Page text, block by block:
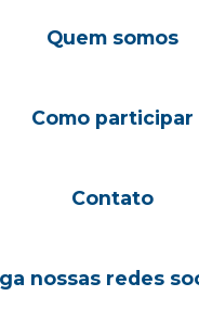
Quem somos
Como participar
Contato
nossas redes